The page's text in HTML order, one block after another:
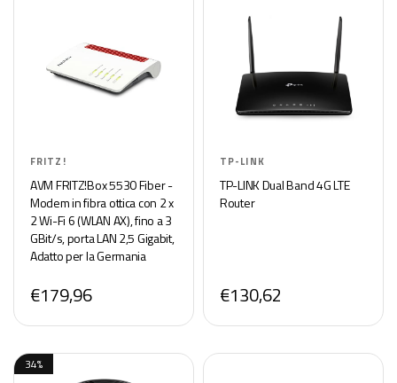
FRITZ!
AVM FRITZ!Box 5530 Fiber -
Modem in fibra ottica con 2 x
2 Wi-Fi 6 (WLAN AX), fino a 3
GBit/s, porta LAN 2,5 Gigabit,
Adatto per la Germania
€179,96
TP-LINK
TP-LINK Dual Band 4G LTE
Router
€130,62
34%